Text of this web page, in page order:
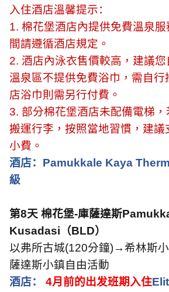
入住酒店溫馨提示：
1. 棉花堡酒店內提供免費溫泉
間請遵循酒店規定。
2. 酒店內泳衣售價較高，建議您
溫泉區不提供免費浴巾，需自行
店浴巾則需另行付費。
3. 部分棉花堡酒店未配備電梯
搬運行李，按照當地習慣，建議
小費。
酒店： Pamukkale Kaya
級
第8天 棉花堡-庫薩達斯
Kusadasi （BLD）
以弗所古城(120分鐘)→希林斯
薩達斯小鎮自由活動
酒店： 4月前的出发班期入住